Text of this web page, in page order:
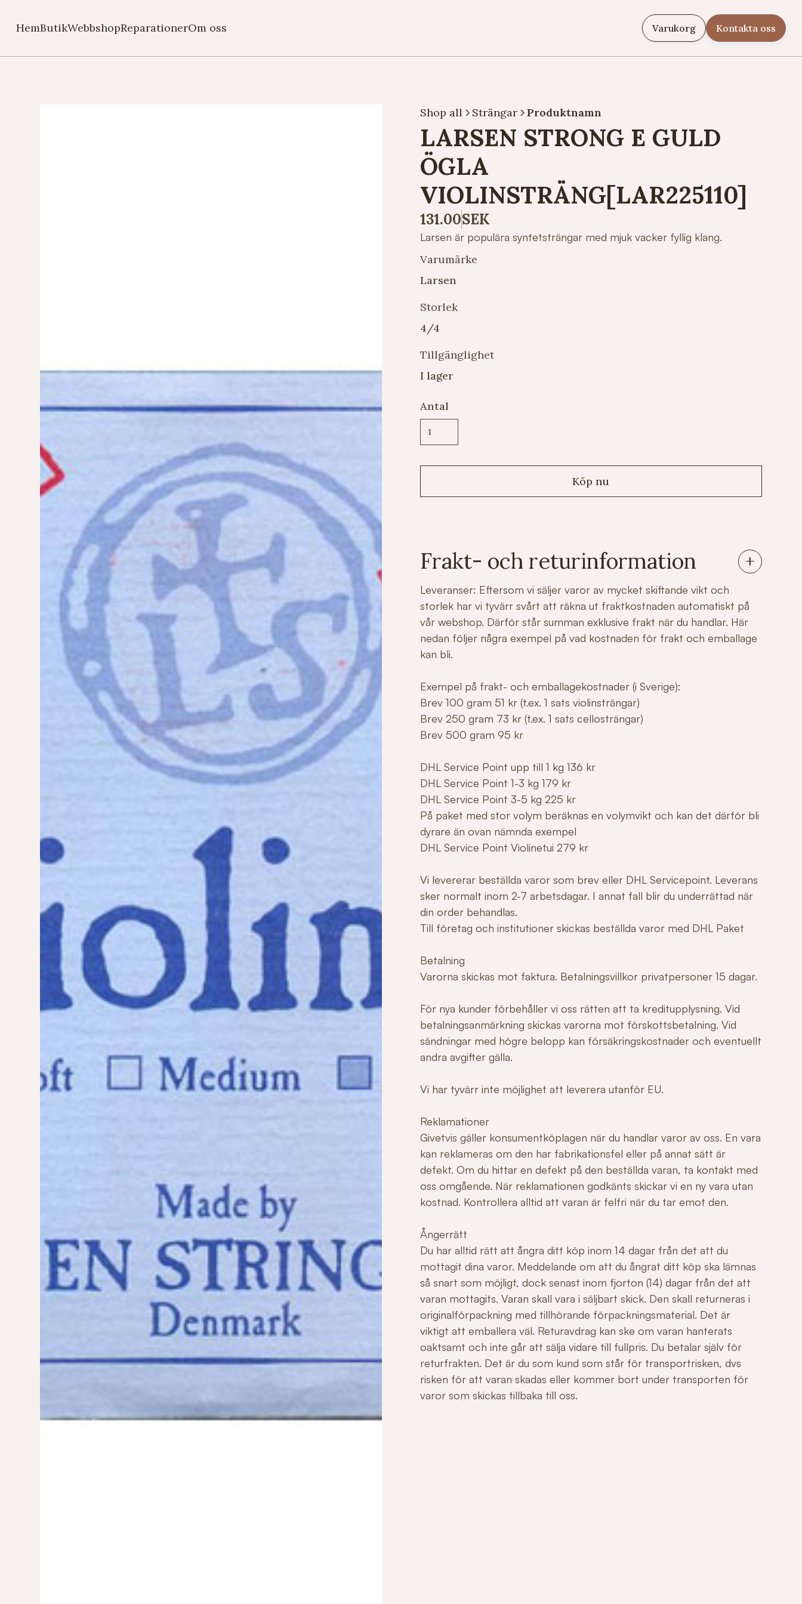
HemButikWebbshopReparationerOm oss Varukorg Kontakta oss
Shop all Strängar Produktnamn
LARSEN STRONG E GULD
ÖGLA
VIOLINSTRÄNG[LAR225110]
131.00SEK
Larsen är populära syntetsträngar med mjuk vacker fyllig klang.
Varumärke
Larsen
Storlek
4/4
Tillgänglighet
I lager
Antal
Frakt- och returinformation
Leveranser: Eftersom vi säljer varor av mycket skiftande vikt och
storlek har vi tyvärr svårt att räkna ut fraktkostnaden automatiskt på
vår webshop. Därför står summan exklusive frakt när du handlar. Här
nedan följer några exempel på vad kostnaden för frakt och emballage
kan bli.
Exempel på frakt- och emballagekostnader (i Sverige):
Brev 100 gram 51 kr (t.ex. 1 sats violinsträngar)
Brev 250 gram 73 kr (t.ex. 1 sats cellosträngar)
Brev 500 gram 95 kr
DHL Service Point upp till 1 kg 136 kr
DHL Service Point 1-3 kg 179 kr
DHL Service Point 3-5 kg 225 kr
På paket med stor volym beräknas en volymvikt och kan det därför bli
dyrare än ovan nämnda exempel
DHL Service Point Violinetui 279 kr
Vi levererar beställda varor som brev eller DHL Servicepoint. Leverans
sker normalt inom 2-7 arbetsdagar. I annat fall blir du underrättad när
din order behandlas.
Till företag och institutioner skickas beställda varor med DHL Paket
Betalning
Varorna skickas mot faktura. Betalningsvillkor privatpersoner 15 dagar.
För nya kunder förbehåller vi oss rätten att ta kreditupplysning. Vid
betalningsanmärkning skickas varorna mot förskottsbetalning. Vid
sändningar med högre belopp kan försäkringskostnader och eventuellt
andra avgifter gälla.
Vi har tyvärr inte möjlighet att leverera utanför EU.
Reklamationer
Givetvis gäller konsumentköplagen när du handlar varor av oss. En vara
kan reklameras om den har fabrikationsfel eller på annat sätt är
defekt. Om du hittar en defekt på den beställda varan, ta kontakt med
oss omgående. När reklamationen godkänts skickar vi en ny vara utan
kostnad. Kontrollera alltid att varan är felfri när du tar emot den.
Ångerrätt
Du har alltid rätt att ångra ditt köp inom 14 dagar från det att du
mottagit dina varor. Meddelande om att du ångrat ditt köp ska lämnas
så snart som möjligt, dock senast inom fjorton (14) dagar från det att
varan mottagits. Varan skall vara i säljbart skick. Den skall returneras i
originalförpackning med tillhörande förpackningsmaterial. Det är
viktigt att emballera väl. Returavdrag kan ske om varan hanterats
oaktsamt och inte går att sälja vidare till fullpris. Du betalar själv för
returfrakten. Det är du som kund som står för transportrisken, dvs
risken för att varan skadas eller kommer bort under transporten för
varor som skickas tillbaka till oss.